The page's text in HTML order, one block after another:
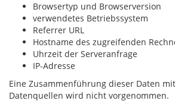
Browsertyp und Browserversion
verwendetes Betriebssystem
Referrer URL
Hostname des zugreifenden
Uhrzeit der Serveranfrage
IP-Adresse
Eine Zusammenführung dieser Daten
Datenquellen wird nicht vorgenommen.